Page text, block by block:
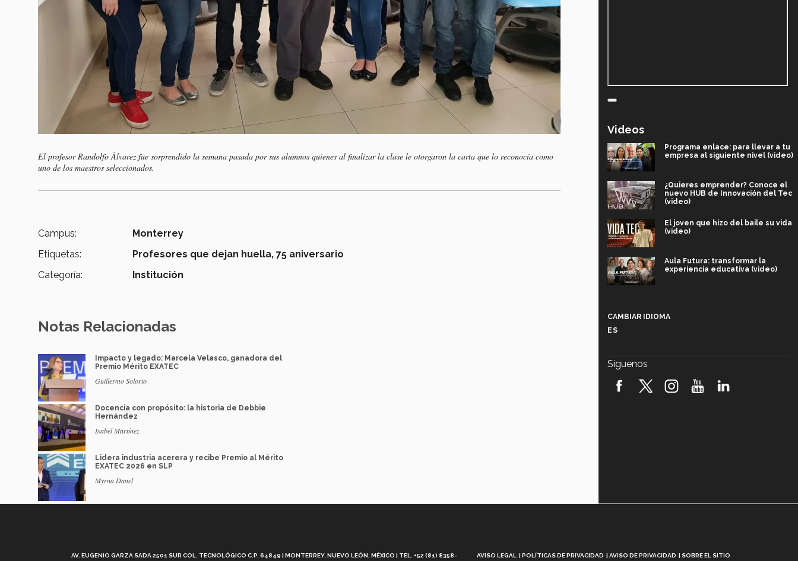
El profesor Randolfo Álvarez fue sorprendido la semana pasada por sus alumnos quienes al finalizar la clase le otorgaron la carta que lo reconocía como
uno de los maestros seleccionados.
Campus:
Monterrey
Etiquetas:
Profesores que dejan huella, 75 aniversario
Categoría:
Institución
Notas Relacionadas
Impacto y legado: Marcela Velasco, ganadora del
Premio Mérito EXATEC
Guillermo Solorio
Docencia con propósito: la historia de Debbie
Hernández
Isabel Martínez
Lidera industria acerera y recibe Premio al Mérito
EXATEC 2026 en SLP
Myrna Danel
Videos
Programa enlace: para llevar a tu
empresa al siguiente nivel (video)
¿Quieres emprender? Conoce el
nuevo HUB de Innovación del Tec
(video)
El joven que hizo del baile su vida
(video)
Aula Futura: transformar la
experiencia educativa (video)
robótica FIRST 2026! (video)
CAMBIAR IDIOMA
ES
Síguenos
AV. EUGENIO GARZA SADA 2501 SUR COL. TECNOLÓGICO C.P. 64849 | MONTERREY, NUEVO LEÓN, MÉXICO | TEL. +52 (81) 8358- AVISO LEGAL POLÍTICAS DE PRIVACIDAD AVISO DE PRIVACIDAD SOBRE EL SITIO